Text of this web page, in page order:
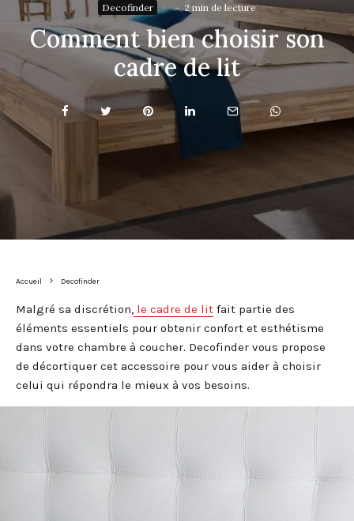
Decofinder · · 2 min de lecture
Comment bien choisir son
cadre de lit
Accueil Decofinder
Malgré sa discrétion, le cadre de lit fait partie des
éléments essentiels pour obtenir confort et esthétisme
dans votre chambre à coucher. Decofinder vous propose
de décortiquer cet accessoire pour vous aider à choisir
celui qui répondra le mieux à vos besoins.